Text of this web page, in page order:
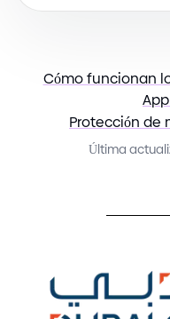
Cómo funcionan
Protección de
Última